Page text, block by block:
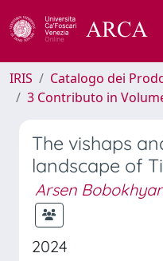
IRIS
Catalogo dei
3 Contributo in
The vishaps
landscape of
Arsen
2024